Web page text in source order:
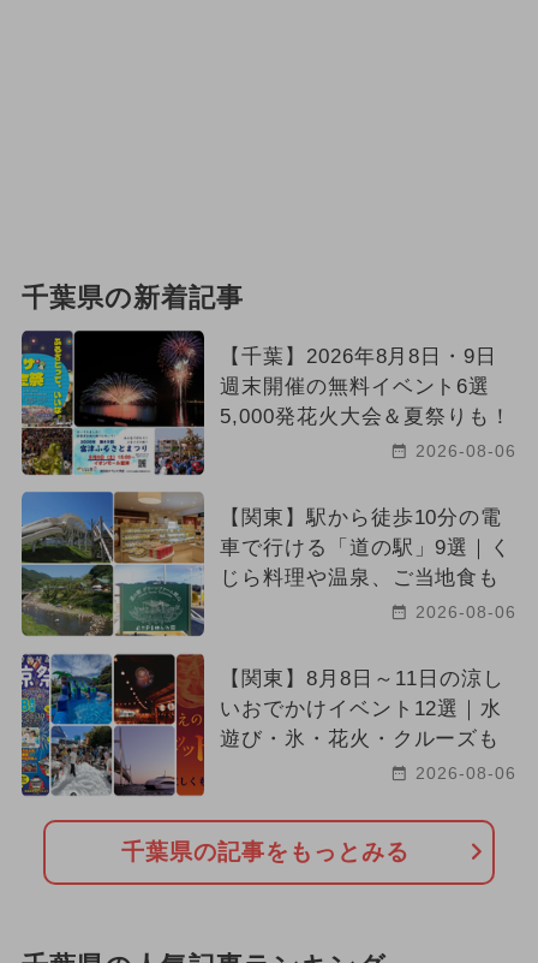
千葉県の新着記事
【千葉】2026年8月8日・9日
週末開催の無料イベント6選
5,000発花火大会＆夏祭りも！
2026-08-06
【関東】駅から徒歩10分の電
車で行ける「道の駅」9選｜く
じら料理や温泉、ご当地食も
2026-08-06
【関東】8月8日～11日の涼し
いおでかけイベント12選｜水
遊び・氷・花火・クルーズも
2026-08-06
千葉県の記事をもっとみる